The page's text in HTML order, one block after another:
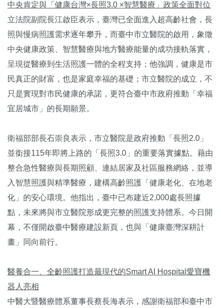
中央肯定與「健康台灣×長照3.0 ×智慧醫療」政策全面對位
立法院副院長江啟臣表示，臺灣已全面進入超高齡社會，長
照與慢病照護需求逐年攀升，而臺中市立醫院的啟用，象徵
中央健康政策、智慧醫療與地方醫療能量的成功接軌落實，
呈現從醫療到生活照護一體的全程支持；他強調，健康是市
民真正的財富，也是家庭幸福的基礎；市立醫院的成立，不
只是實現對市民健康的承諾，更符合臺中市政府推動「幸福
宜居城市」的長期願景。
衛福部部長石崇良表示，市立醫院是政府推動「長照2.0」
並銜接115年即將上路的「長照3.0」的重要落實據點。藉由
整合急性醫療與長期照顧、連結居家及社區服務網絡，並導
入智慧照護與精準醫療，建構高齡照護「健康老化、在地老
化」的安心環境。他指出，臺中已布建近2,000處長照據
點，未來將與市立醫院形成更完整的照護支持體系。今日開
幕，不僅開啟臺中醫療建設新頁，也與「健康臺灣深耕計
畫」同向前行。
醫養合一、全齡照護打造最現代的Smart AI Hospital愛寶機
器人亮相
中醫大暨醫療體系董事長蔡長海表示，感謝衛福部和臺中市